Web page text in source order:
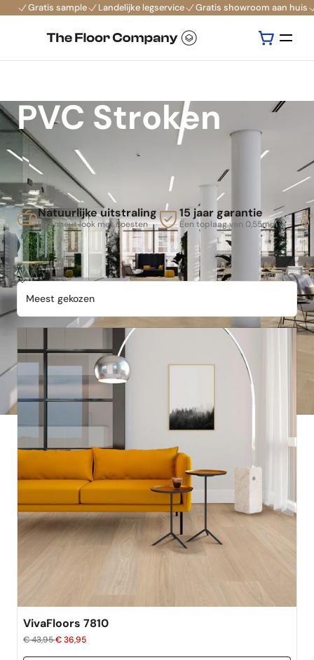
Gratis sample Landelijke legservice Gratis showroom aan huis
PVC Stroken
Natuurlijke uitstraling
Eikenhout look met noesten
15 jaar garantie
Een toplaag van 0,55mm
VivaFloors 7810
€ 43,95€ 36,95